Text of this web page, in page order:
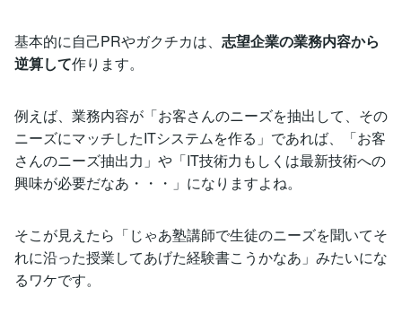
基本的に自己PRやガクチカは、 志望企業の業務内容から
逆算して作ります。
例えば、業務内容が「お客さんのニーズを抽出して、その
ニーズにマッチしたITシステムを作る」であれば、「お客
さんのニーズ抽出力」や「IT技術力もしくは最新技術への
興味が必要だなあ・・・」になりますよね。
そこが見えたら「じゃあ塾講師で生徒のニーズを聞いてそ
れに沿った授業してあげた経験書こうかなあ」みたいにな
るワケです。